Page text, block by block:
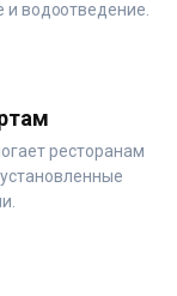
водоотведение.
ресторанам